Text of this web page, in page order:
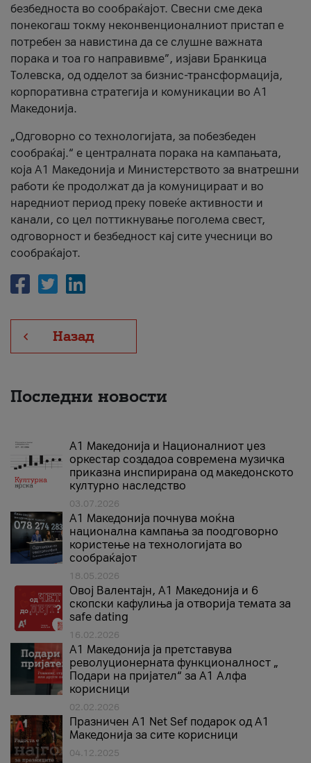
безбедноста во сообраќајот. Свесни сме дека
понекогаш токму неконвенционалниот пристап е
потребен за навистина да се слушне важната
порака и тоа го направивме”, изјави Бранкица
Толевска, од одделот за бизнис-трансформација,
корпоративна стратегија и комуникации во А1
Македонија.
„Одговорно со технологијата, за побезбеден
сообраќај.“ е централната порака на кампањата,
која A1 Македонија и Министерството за внатрешни
работи ќе продолжат да ја комуницираат и во
наредниот период преку повеќе активности и
канали, со цел поттикнување поголема свест,
одговорност и безбедност кај сите учесници во
сообраќајот.
Назад
Последни новости
А1 Македонија и Националниот џез
оркестар создадоа современа музичка
приказна инспирирана од македонското
културно наследство
03.07.2026
A1 Македонија почнува моќна
национална кампања за поодговорно
користење на технологијата во
сообраќајот
18.05.2026
Овој Валентајн, A1 Македонија и 6
скопски кафулиња ја отворија темата за
safe dating
16.02.2026
А1 Македонија ја претставува
револуционерната функционалност „
Подари на пријател“ за А1 Алфа
корисници
02.02.2026
Празничен A1 Net Sеf подарок од А1
Македонија за сите корисници
04.12.2025